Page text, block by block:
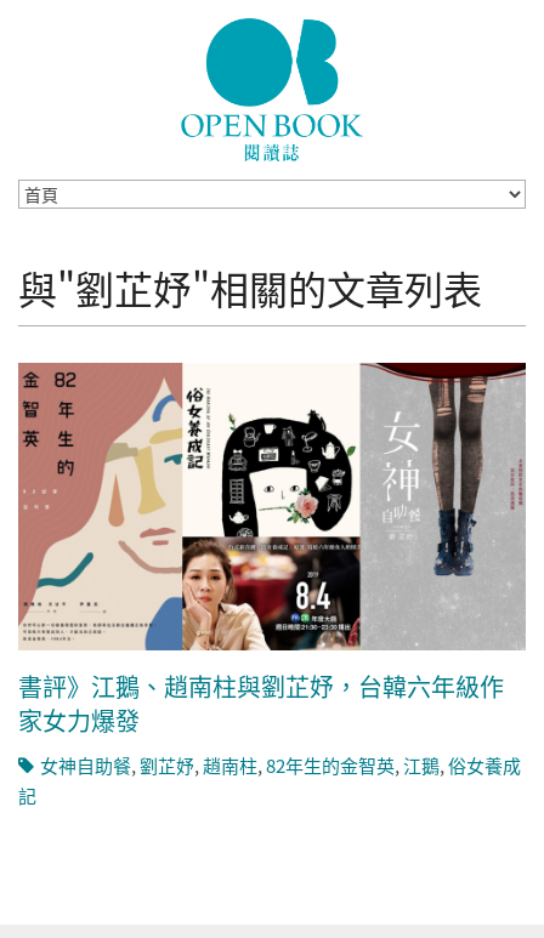
與"劉芷妤"相關的文章列表
書評》江鵝、趙南柱與劉芷妤，台韓六年級作
家女力爆發
女神自助餐,劉芷妤,趙南柱,82年生的金智英,江鵝,俗女養成
記